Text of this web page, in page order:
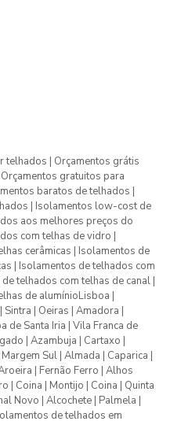
telhados | Orçamentos grátis
gratuitos para
baratos de telhados |
| Isolamentos low-cost de
aos melhores preços do
com telhas de vidro |
cerâmicas | Isolamentos de
| Isolamentos de telhados com
telhados com telhas de canal |
de alumínioLisboa |
Sintra | Oeiras | Amadora |
de Santa Iria | Vila Franca de
| Azambuja | Cartaxo |
Sul | Almada | Caparica |
| Fernão Ferro | Alhos
| Coina | Montijo | Coina | Quinta
Novo | Alcochete | Palmela |
de telhados em